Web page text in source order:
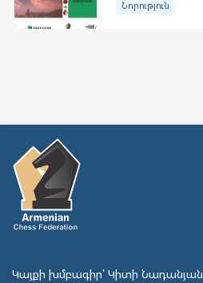
Նորություն
Կայքի խմբագիր՝ Կիտի Նադանյան